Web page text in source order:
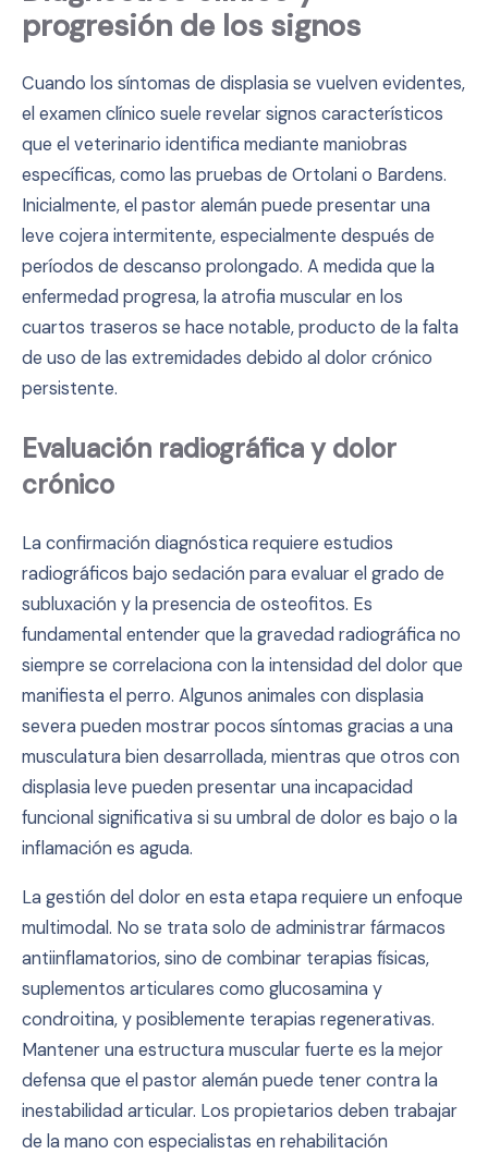
progresión de los signos
Cuando los síntomas de displasia se vuelven evidentes,
el examen clínico suele revelar signos característicos
que el veterinario identifica mediante maniobras
específicas, como las pruebas de Ortolani o Bardens.
Inicialmente, el pastor alemán puede presentar una
leve cojera intermitente, especialmente después de
períodos de descanso prolongado. A medida que la
enfermedad progresa, la atrofia muscular en los
cuartos traseros se hace notable, producto de la falta
de uso de las extremidades debido al dolor crónico
persistente.
Evaluación radiográfica y dolor
crónico
La confirmación diagnóstica requiere estudios
radiográficos bajo sedación para evaluar el grado de
subluxación y la presencia de osteofitos. Es
fundamental entender que la gravedad radiográfica no
siempre se correlaciona con la intensidad del dolor que
manifiesta el perro. Algunos animales con displasia
severa pueden mostrar pocos síntomas gracias a una
musculatura bien desarrollada, mientras que otros con
displasia leve pueden presentar una incapacidad
funcional significativa si su umbral de dolor es bajo o la
inflamación es aguda.
La gestión del dolor en esta etapa requiere un enfoque
multimodal. No se trata solo de administrar fármacos
antiinflamatorios, sino de combinar terapias físicas,
suplementos articulares como glucosamina y
condroitina, y posiblemente terapias regenerativas.
Mantener una estructura muscular fuerte es la mejor
defensa que el pastor alemán puede tener contra la
inestabilidad articular. Los propietarios deben trabajar
de la mano con especialistas en rehabilitación